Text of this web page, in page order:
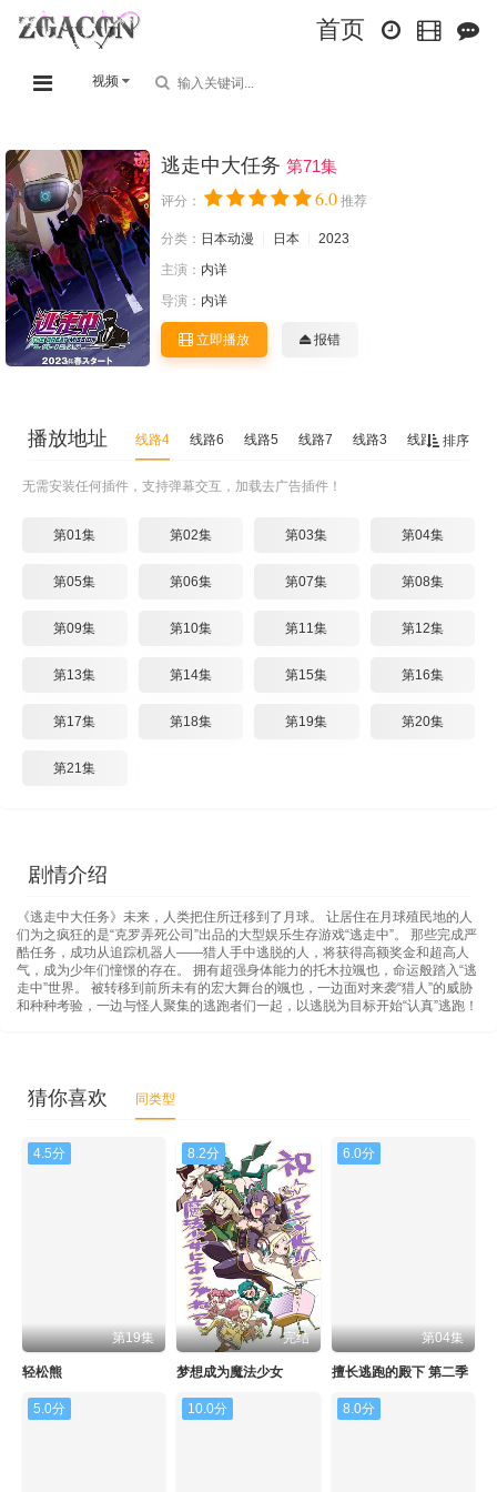
首页
视频
逃走中大任务 第71集
评分： 6.0 推荐
分类： 日本动漫 日本
2023
主演： 内详
导演： 内详
立即播放 报错
排序
播放地址 线路4 线路6 线路5 线路7 线路3 线路2 线路1
无需安装任何插件，支持弹幕交互，加载去广告插件！
第01集 第02集 第03集 第04集
第05集 第06集 第07集 第08集
第09集 第10集 第11集 第12集
第13集 第14集 第15集 第16集
第17集 第18集 第19集 第20集
第21集
剧情介绍
《逃走中大任务》未来，人类把住所迁移到了月球。 让居住在月球殖民地的人
们为之疯狂的是“克罗弄死公司”出品的大型娱乐生存游戏“逃走中”。 那些完成严
酷任务，成功从追踪机器人——猎人手中逃脱的人，将获得高额奖金和超高人
气，成为少年们憧憬的存在。 拥有超强身体能力的托木拉颯也，命运般踏入“逃
走中”世界。 被转移到前所未有的宏大舞台的颯也，一边面对来袭“猎人”的威胁
和种种考验，一边与怪人聚集的逃跑者们一起，以逃脱为目标开始“认真”逃跑！
猜你喜欢 同类型
4.5分
第19集
轻松熊
8.2分
完结
梦想成为魔法少女
6.0分
第04集
擅长逃跑的殿下 第二季
5.0分 10.0分 8.0分